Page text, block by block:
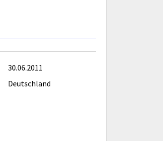
30.06.2011
Deutschland